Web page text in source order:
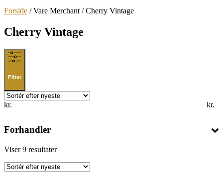
Forside / Vare Merchant / Cherry Vintage
Cherry Vintage
Filter
kr. kr.
Forhandler
Viser 9 resultaterSorted
latest